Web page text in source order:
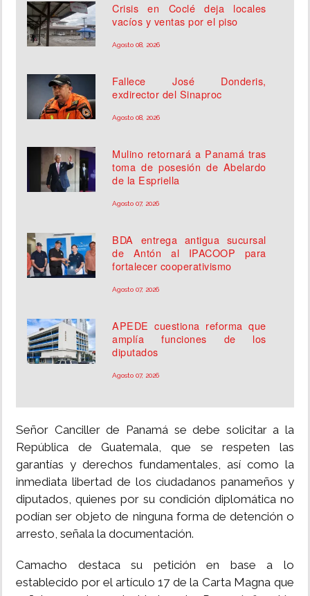
Crisis en Coclé deja locales
vacíos y ventas por el piso
Agosto 08, 2026
Fallece José Donderis,
exdirector del Sinaproc
Agosto 08, 2026
Mulino retornará a Panamá tras
toma de posesión de Abelardo
de la Espriella
Agosto 07, 2026
BDA entrega antigua sucursal
de Antón al IPACOOP para
fortalecer cooperativismo
Agosto 07, 2026
APEDE cuestiona reforma que
amplía funciones de los
diputados
Agosto 07, 2026
Señor Canciller de Panamá se debe solicitar a la
República de Guatemala, que se respeten las
garantías y derechos fundamentales, así como la
inmediata libertad de los ciudadanos panameños y
diputados, quienes por su condición diplomática no
podían ser objeto de ninguna forma de detención o
arresto, señala la documentación.
Camacho destaca su petición en base a lo
establecido por el artículo 17 de la Carta Magna que